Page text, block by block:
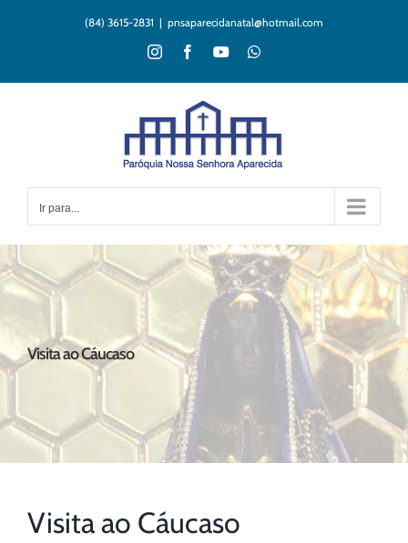
(84) 3615-2831 | pnsaparecidanatal@hotmail.com
InstagramFacebookYouTubeWhatsApp
Ir para...
Visita ao Cáucaso
Visita ao Cáucaso